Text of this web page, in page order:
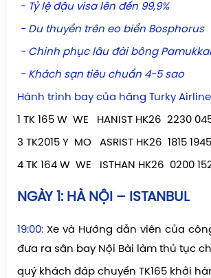
- Tỷ lệ đậu visa lên đến 99,9%
- Du thuyền trên eo biển Bosphorus
- Chinh phục lâu đài bông
- Khách sạn tiêu chuẩn 4-5 sao
Hành trình bay của hãng Turky
1 TK 165 W WE HANIST HK26 2230
3 TK2015 Y MO ASRIST HK26 1815 1945
4 TK 164 W WE ISTHAN
NGÀY 1: HÀ NỘI – ISTANBUL
19:00: Xe và Hướng dẫn viên của
đưa ra sân bay Nội Bài làm thủ tục
quý khách đáp chuyến TK165 khởi